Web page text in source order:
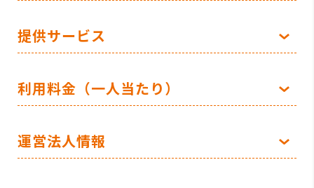
提供サービス
利用料金（一人当たり）
運営法人情報